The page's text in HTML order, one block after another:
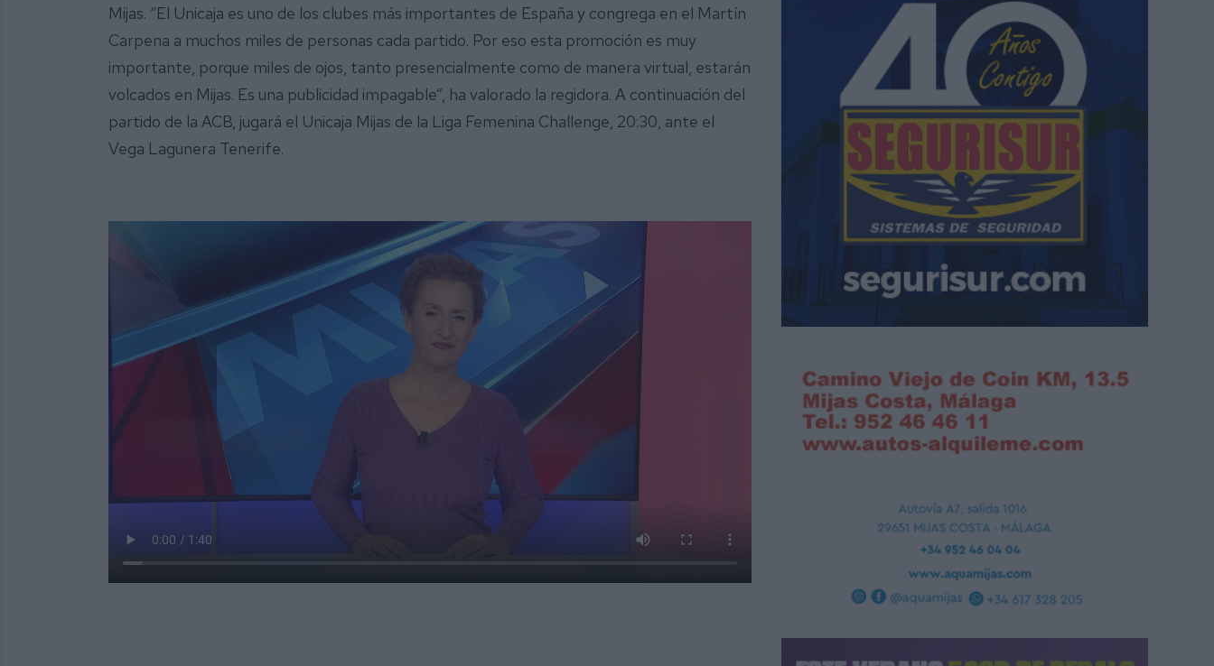
Mijas. “El Unicaja es uno de los clubes más importantes de España y congrega en el Martín
Carpena a muchos miles de personas cada partido. Por eso esta promoción es muy
importante, porque miles de ojos, tanto presencialmente como de manera virtual, estarán
volcados en Mijas. Es una publicidad impagable”, ha valorado la regidora. A continuación del
partido de la ACB, jugará el Unicaja Mijas de la Liga Femenina Challenge, 20:30, ante el
Vega Lagunera Tenerife.